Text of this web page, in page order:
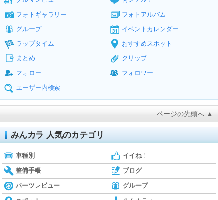
フォトギャラリー
フォトアルバム
グループ
イベントカレンダー
ラップタイム
おすすめスポット
まとめ
クリップ
フォロー
フォロワー
ユーザー内検索
ページの先頭へ ▲
みんカラ 人気のカテゴリ
車種別 イイね！
整備手帳 ブログ
パーツレビュー グループ